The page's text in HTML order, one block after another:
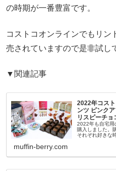
の時期が一番豊富です。
コストコオンラインでもリン
売されていますので是非試し
▼関連記事
2022年コス
ンツ ピンク
リスピーチョ
2022年も自宅用
購入しました。
それぞれ好きな
muffin-berry.com